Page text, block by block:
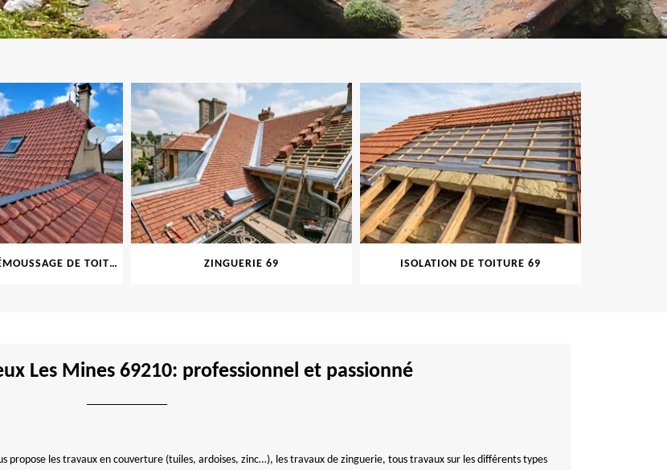
NETTOYAGE ET DÉMOUSSAGE DE TOITURE ET FAÇADE 69 ZINGUERIE 69 ISOLATION DE TOITURE 69
Les Mines 69210: professionnel et passionné
propose les travaux en couverture (tuiles, ardoises, zinc…), les travaux de zinguerie, tous travaux sur les différents types